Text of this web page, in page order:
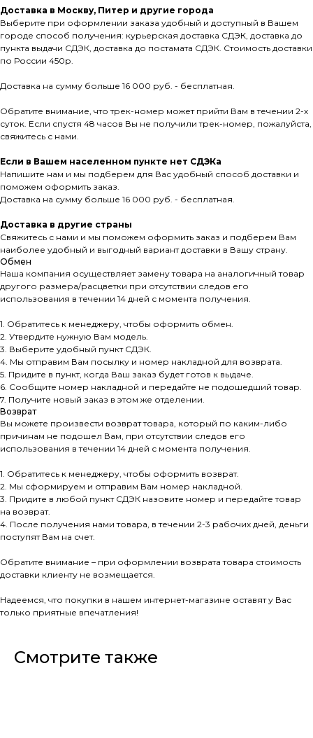
Доставка в Москву, Питер и другие города
Выберите при оформлении заказа удобный и доступный в Вашем
городе способ получения: курьерская доставка СДЭК, доставка до
пункта выдачи СДЭК, доставка до постамата СДЭК. Стоимость доставки
по России 450р.
Доставка на сумму больше 16 000 руб. - бесплатная.
Обратите внимание, что трек-номер может прийти Вам в течении 2-х
суток. Если спустя 48 часов Вы не получили трек-номер, пожалуйста,
свяжитесь с нами.
Если в Вашем населенном пункте нет СДЭКа
Напишите нам и мы подберем для Вас удобный способ доставки и
поможем оформить заказ.
Доставка на сумму больше 16 000 руб. - бесплатная.
Доставка в другие страны
Свяжитесь с нами и мы поможем оформить заказ и подберем Вам
наиболее удобный и выгодный вариант доставки в Вашу страну.
Обмен
Наша компания осуществляет замену товара на аналогичный товар
другого размера/расцветки при отсутствии следов его
использования в течении 14 дней с момента получения.
1. Обратитесь к менеджеру, чтобы оформить обмен.
2. Утвердите нужную Вам модель.
3. Выберите удобный пункт СДЭК.
4. Мы отправим Вам посылку и номер накладной для возврата.
5. Придите в пункт, когда Ваш заказ будет готов к выдаче.
6. Сообщите номер накладной и передайте не подошедший товар.
7. Получите новый заказ в этом же отделении.
Возврат
Вы можете произвести возврат товара, который по каким-либо
причинам не подошел Вам, при отсутствии следов его
использования в течении 14 дней с момента получения.
1. Обратитесь к менеджеру, чтобы оформить возврат.
2. Мы сформируем и отправим Вам номер накладной.
3. Придите в любой пункт СДЭК назовите номер и передайте товар
на возврат.
4. После получения нами товара, в течении 2-3 рабочих дней, деньги
поступят Вам на счет.
Обратите внимание – при оформлении возврата товара стоимость
доставки клиенту не возмещается.
Надеемся, что покупки в нашем интернет-магазине оставят у Вас
только приятные впечатления!
Смотрите также